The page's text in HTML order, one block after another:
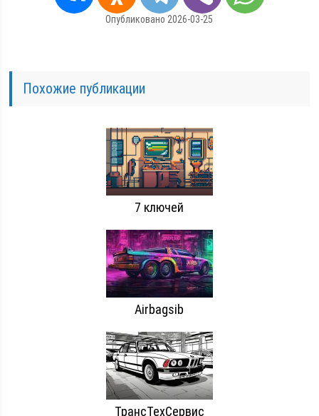
Опубликовано 2026-03-25
Похожие публикации
7 ключей
Airbagsib
ТрансТехСервис